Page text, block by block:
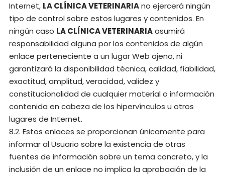
Internet, LA CLÍNICA VETERINARIAno ejercerá ningún
tipo de control sobre estos lugares y contenidos. En
ningún caso LA CLÍNICA VETERINARIAasumirá
responsabilidad alguna por los contenidos de algún
enlace perteneciente a un lugar Web ajeno, ni
garantizará la disponibilidad técnica, calidad, fiabilidad,
exactitud, amplitud, veracidad, validez y
constitucionalidad de cualquier material o información
contenida en cabeza de los hipervínculos u otros
lugares de Internet.
8.2. Estos enlaces se proporcionan únicamente para
informar al Usuario sobre la existencia de otras
fuentes de información sobre un tema concreto, y la
inclusión de un enlace no implica la aprobación de la